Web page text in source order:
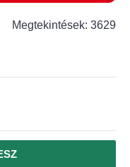
Megtekintések: 3629